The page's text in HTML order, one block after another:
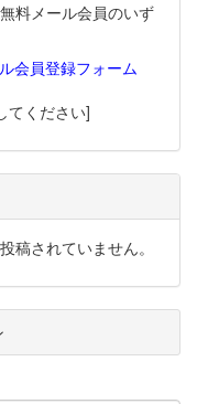
料メール会員のいず
会員登録フォーム
てください]
稿されていません。